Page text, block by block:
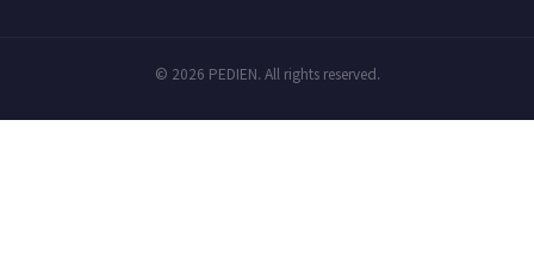
© 2026 PEDIEN. All rights reserved.